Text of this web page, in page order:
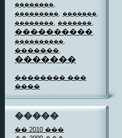
��������,
���������, �������,
��������, �������,
����������,
����������,
�������,
�������
�������� ���
����
�����
�� 2010 ���